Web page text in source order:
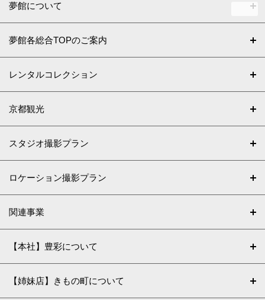
夢館について
夢館各総合TOPのご案内
レンタルコレクション
京都観光
スタジオ撮影プラン
ロケーション撮影プラン
関連事業
【本社】豊彩について
【姉妹店】きもの町について